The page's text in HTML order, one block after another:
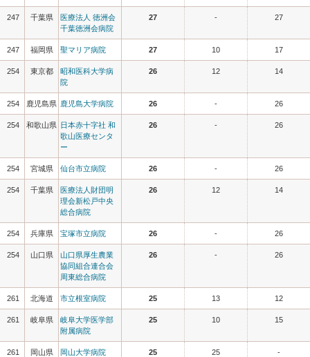
247 千葉県
医療法人 徳洲会
千葉徳洲会病院
27 - 27
247 福岡県 聖マリア病院 27 10 17
254 東京都
昭和医科大学病
院
26 12 14
254 鹿児島県 鹿児島大学病院 26 - 26
254 和歌山県 日本赤十字社 和
歌山医療センタ
ー
26 - 26
254 宮城県 仙台市立病院 26 - 26
254 千葉県
医療法人財団明
理会新松戸中央
総合病院
26 12 14
254 兵庫県 宝塚市立病院 26 - 26
254 山口県
山口県厚生農業
協同組合連合会
周東総合病院
26 - 26
261 北海道 市立根室病院 25 13 12
261 岐阜県
岐阜大学医学部
附属病院
25 10 15
261 岡山県 岡山大学病院 25 25 -